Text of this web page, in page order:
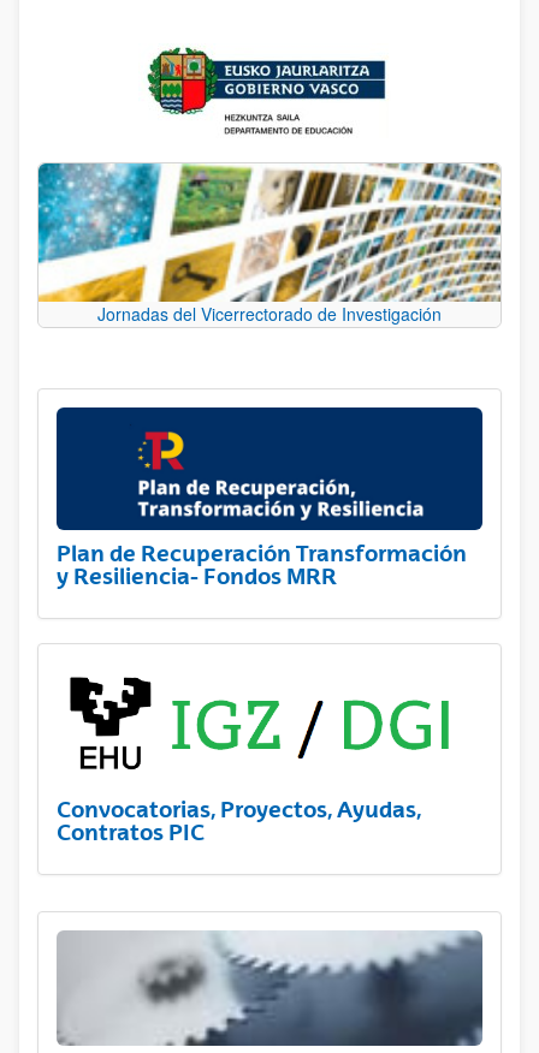
Jornadas del Vicerrectorado de Investigación
Plan de Recuperación Transformación
y Resiliencia- Fondos MRR
Convocatorias, Proyectos, Ayudas,
Contratos PIC